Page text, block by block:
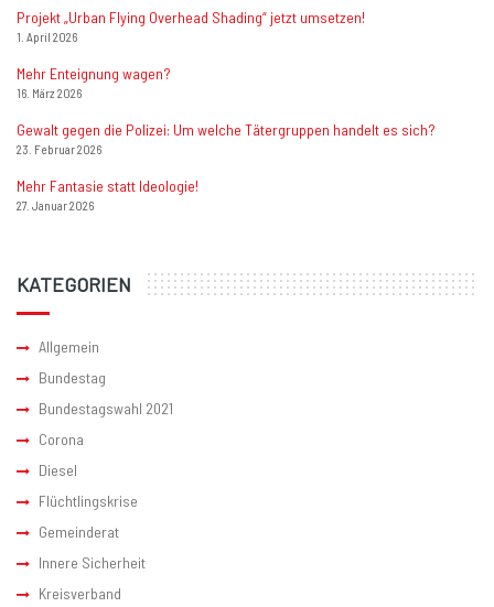
Projekt „Urban Flying Overhead Shading“ jetzt umsetzen!
1. April 2026
Mehr Enteignung wagen?
16. März 2026
Gewalt gegen die Polizei: Um welche Tätergruppen handelt es sich?
23. Februar 2026
Mehr Fantasie statt Ideologie!
27. Januar 2026
KATEGORIEN
Allgemein
Bundestag
Bundestagswahl 2021
Corona
Diesel
Flüchtlingskrise
Gemeinderat
Innere Sicherheit
Kreisverband